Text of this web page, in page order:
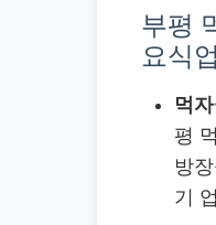
부평
요식
먹
평
방
기